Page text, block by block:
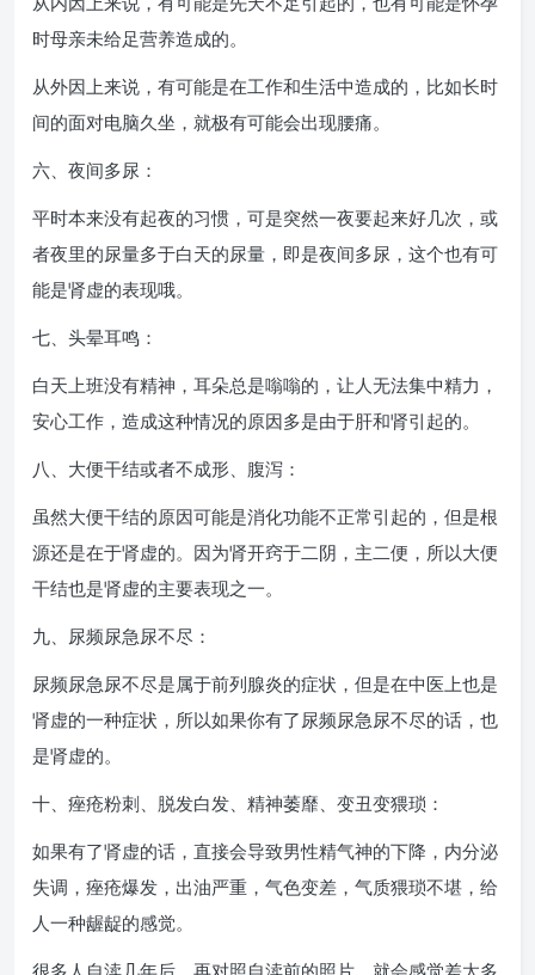
时母亲未给足营养造成的。
从外因上来说，有可能是在工作和生活中造成的，比如长时
间的面对电脑久坐，就极有可能会出现腰痛。
六、夜间多尿：
平时本来没有起夜的习惯，可是突然一夜要起来好几次，或
者夜里的尿量多于白天的尿量，即是夜间多尿，这个也有可
能是肾虚的表现哦。
七、头晕耳鸣：
白天上班没有精神，耳朵总是嗡嗡的，让人无法集中精力，
安心工作，造成这种情况的原因多是由于肝和肾引起的。
八、大便干结或者不成形、腹泻：
虽然大便干结的原因可能是消化功能不正常引起的，但是根
源还是在于肾虚的。因为肾开窍于二阴，主二便，所以大便
干结也是肾虚的主要表现之一。
九、尿频尿急尿不尽：
尿频尿急尿不尽是属于前列腺炎的症状，但是在中医上也是
肾虚的一种症状，所以如果你有了尿频尿急尿不尽的话，也
是肾虚的。
十、痤疮粉刺、脱发白发、精神萎靡、变丑变猥琐：
如果有了肾虚的话，直接会导致男性精气神的下降，内分泌
失调，痤疮爆发，出油严重，气色变差，气质猥琐不堪，给
人一种龌龊的感觉。
很多人自渎几年后，再对照自渎前的照片，就会感觉差太多